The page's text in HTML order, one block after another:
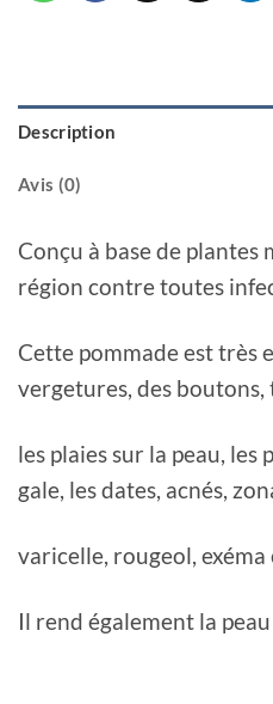
Description
Avis (0)
Conçu à base de plantes
région contre toutes
Cette pommade est très
vergetures, des boutons,
les plaies sur la peau, les
gale, les dates, acnés,
varicelle, rougeol,
Il rend également la peau